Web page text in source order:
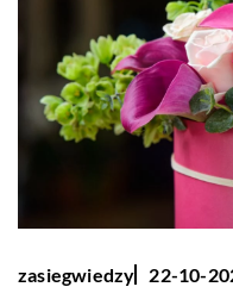
zasiegwiedzy
22-10-